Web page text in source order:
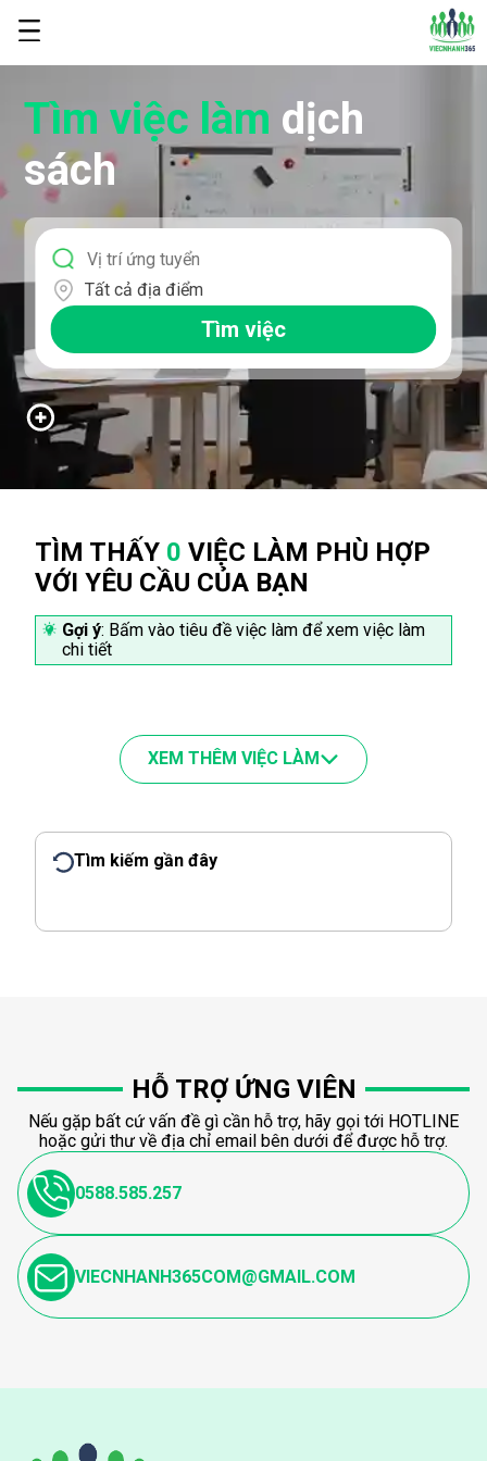
Tìm việc làm dịch
sách
Tất cả địa điểm
Tìm việc
TÌM THẤY 0 VIỆC LÀM PHÙ HỢP
VỚI YÊU CẦU CỦA BẠN
Gợi ý: Bấm vào tiêu đề việc làm để xem việc làm
chi tiết
XEM THÊM VIỆC LÀM
Tìm kiếm gần đây
HỖ TRỢ ỨNG VIÊN
Nếu gặp bất cứ vấn đề gì cần hỗ trợ, hãy gọi tới HOTLINE
hoặc gửi thư về địa chỉ email bên dưới để được hỗ trợ.
0588.585.257
VIECNHANH365COM@GMAIL.COM